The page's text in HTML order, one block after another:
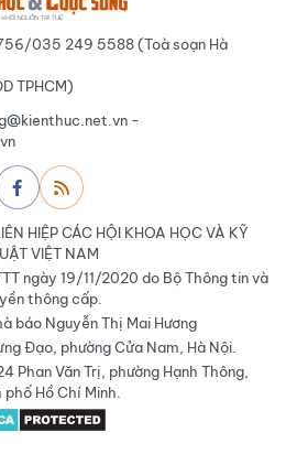
035 249 5588 (Toà soạn Hà
TPHCM)
-
HIỆP CÁC HỘI KHOA HỌC VÀ KỸ
VIỆT NAM
ngày 19/11/2020 do Bộ Thông tin và
thông cấp.
báo Nguyễn Thị Mai Hương
Đạo, phường Cửa Nam, Hà Nội.
Phan Văn Trị, phường Hạnh Thông,
phố Hồ Chí Minh.